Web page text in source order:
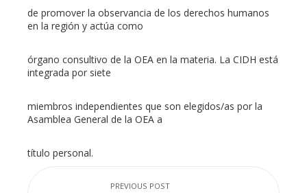
de promover la observancia de los derechos humanos
en la región y actúa como
órgano consultivo de la OEA en la materia. La CIDH está
integrada por siete
miembros independientes que son elegidos/as por la
Asamblea General de la OEA a
título personal.
PREVIOUS POST